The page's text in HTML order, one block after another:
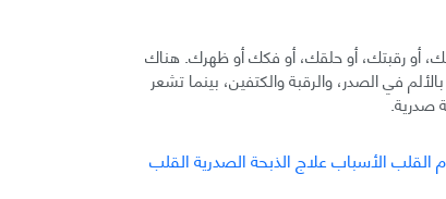
أو رقبتك، أو حلقك، أو فكك أو ظهرك. هناك
في الصدر، والرقبة والكتفين، بينما تشعر
صدرية.